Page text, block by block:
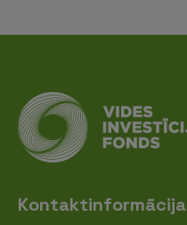
Kontaktinformācija